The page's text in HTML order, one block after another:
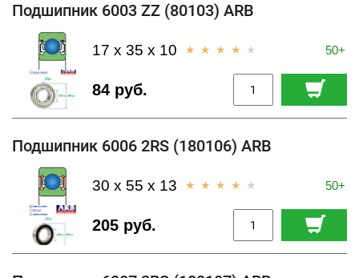
Подшипник 6003 ZZ (80103) ARB
50+
84 руб.
17 x 35 x 10
Подшипник 6006 2RS (180106) ARB
50+
205 руб.
30 x 55 x 13